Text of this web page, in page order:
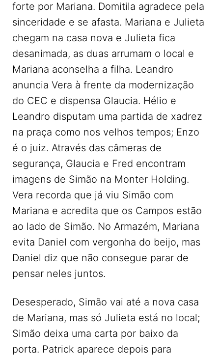
forte por Mariana. Domitila agradece pela
sinceridade e se afasta. Mariana e Julieta
chegam na casa nova e Julieta fica
desanimada, as duas arrumam o local e
Mariana aconselha a filha. Leandro
anuncia Vera à frente da modernização
do CEC e dispensa Glaucia. Hélio e
Leandro disputam uma partida de xadrez
na praça como nos velhos tempos; Enzo
é o juiz. Através das câmeras de
segurança, Glaucia e Fred encontram
imagens de Simão na Monter Holding.
Vera recorda que já viu Simão com
Mariana e acredita que os Campos estão
ao lado de Simão. No Armazém, Mariana
evita Daniel com vergonha do beijo, mas
Daniel diz que não consegue parar de
pensar neles juntos.
Desesperado, Simão vai até a nova casa
de Mariana, mas só Julieta está no local;
Simão deixa uma carta por baixo da
porta. Patrick aparece depois para